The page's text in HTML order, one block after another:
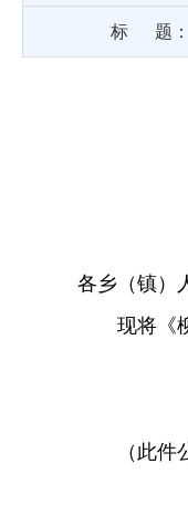
标 题：
各乡（镇）
现将《
（此件